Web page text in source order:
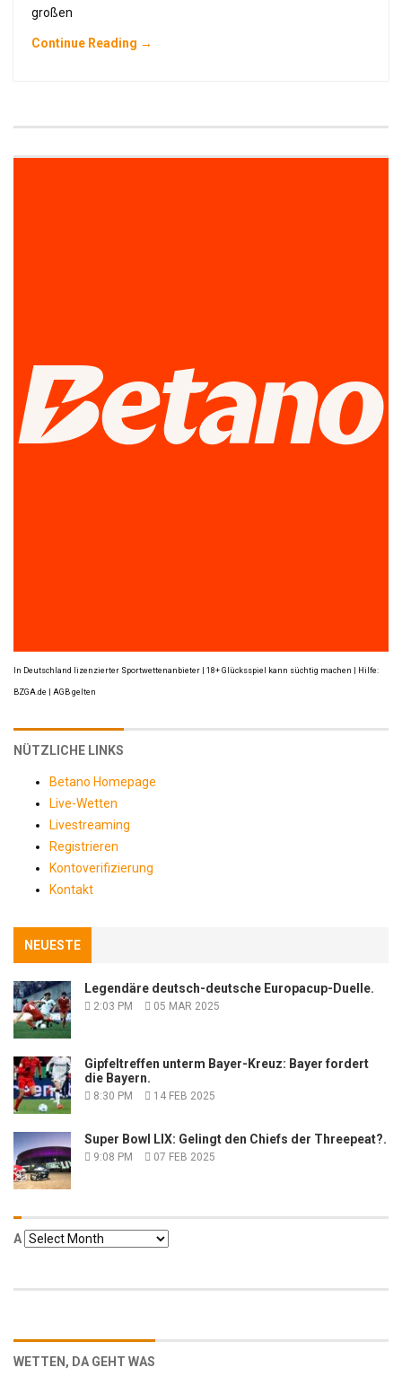
großen
Continue Reading →
In Deutschland lizenzierter Sportwettenanbieter | 18+ Glücksspiel kann süchtig machen | Hilfe:
BZGA.de | AGB gelten
NÜTZLICHE LINKS
Betano Homepage
Live-Wetten
Livestreaming
Registrieren
Kontoverifizierung
Kontakt
NEUESTE
Legendäre deutsch-deutsche Europacup-Duelle.
2:03 PM 05 MAR 2025
Gipfeltreffen unterm Bayer-Kreuz: Bayer fordert
die Bayern.
8:30 PM 14 FEB 2025
Super Bowl LIX: Gelingt den Chiefs der Threepeat?.
9:08 PM 07 FEB 2025
Α
Α
WETTEN, DA GEHT WAS